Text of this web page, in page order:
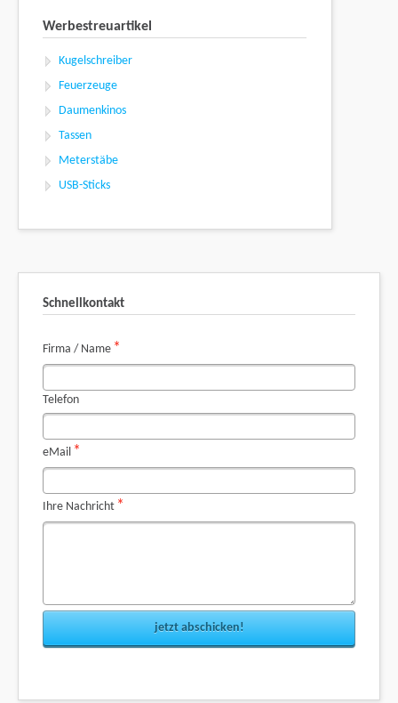
Werbestreuartikel
Kugelschreiber
Feuerzeuge
Daumenkinos
Tassen
Meterstäbe
USB-Sticks
Schnellkontakt
Pflichtfeld
Firma / Name *
Telefon
Pflichtfeld
eMail *
Pflichtfeld
Ihre Nachricht *
jetzt abschicken!